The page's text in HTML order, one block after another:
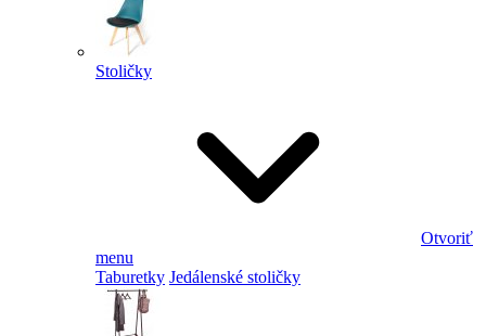
Stoličky
Otvoriť
menu
Taburetky Jedálenské stoličky